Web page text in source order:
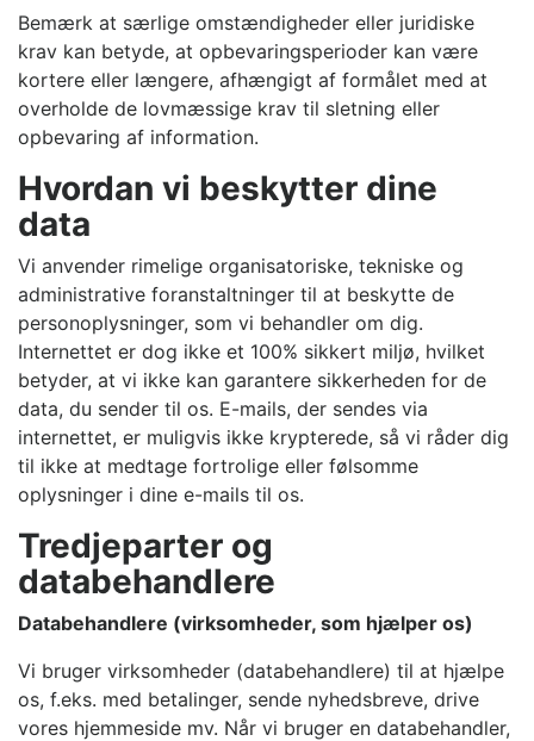
Bemærk at særlige omstændigheder eller juridiske
krav kan betyde, at opbevaringsperioder kan være
kortere eller længere, afhængigt af formålet med at
overholde de lovmæssige krav til sletning eller
opbevaring af information.
Hvordan vi beskytter dine
data
Vi anvender rimelige organisatoriske, tekniske og
administrative foranstaltninger til at beskytte de
personoplysninger, som vi behandler om dig.
Internettet er dog ikke et 100% sikkert miljø, hvilket
betyder, at vi ikke kan garantere sikkerheden for de
data, du sender til os. E-mails, der sendes via
internettet, er muligvis ikke krypterede, så vi råder dig
til ikke at medtage fortrolige eller følsomme
oplysninger i dine e-mails til os.
Tredjeparter og
databehandlere
Databehandlere (virksomheder, som hjælper os)
Vi bruger virksomheder (databehandlere) til at hjælpe
os, f.eks. med betalinger, sende nyhedsbreve, drive
vores hjemmeside mv. Når vi bruger en databehandler,